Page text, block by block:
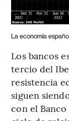
La economía
Los bancos
tercio del
resistencia
siguen
con el